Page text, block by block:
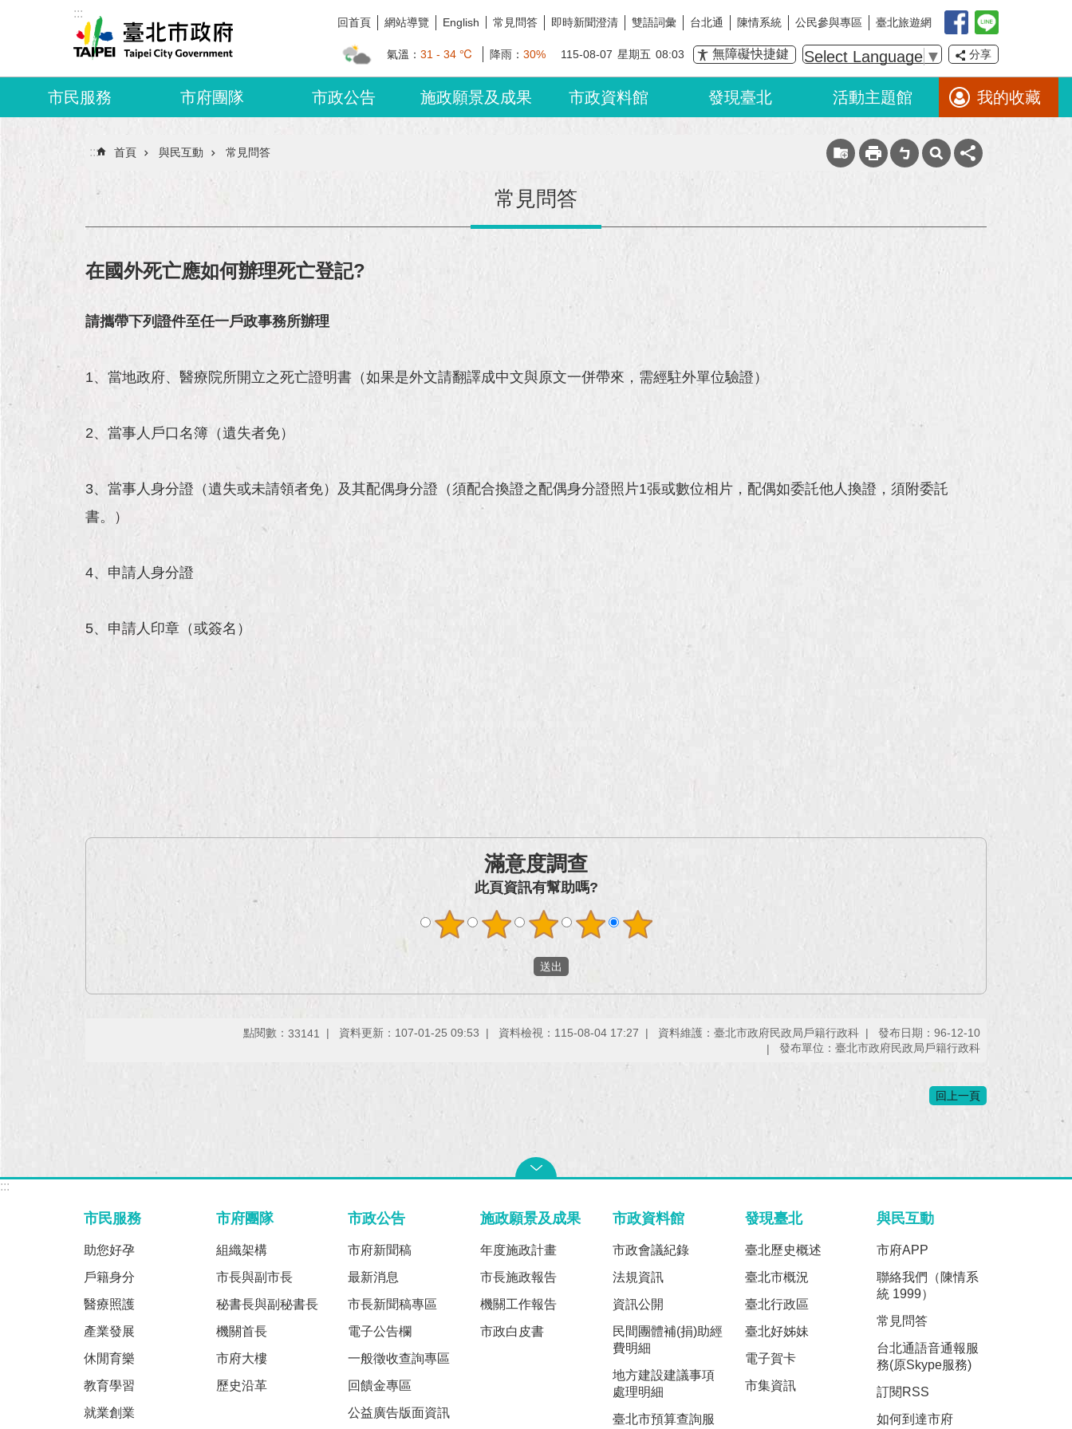
跳到主要內容區塊
:::
回首頁 網站導覽 English 常見問答 即時新聞澄清 雙語詞彙 台北通 陳情系統 公民參與專區 臺北旅遊網
氣溫： 31 - 34 ℃ 降雨： 30% 115-08-07 星期五 08:03 無障礙快捷鍵 Select Language ▼ 分享
市民服務 市府團隊 市政公告 施政願景及成果 市政資料館 發現臺北 活動主題館 我的收藏
::: 首頁 與民互動 常見問答
常見問答
在國外死亡應如何辦理死亡登記?
請攜帶下列證件至任一戶政事務所辦理
1、當地政府、醫療院所開立之死亡證明書（如果是外文請翻譯成中文與原文一併帶來，需經駐外單位驗證）
2、當事人戶口名簿（遺失者免）
3、當事人身分證（遺失或未請領者免）及其配偶身分證（須配合換證之配偶身分證照片1張或數位相片，配偶如委託他人換證，須附委託
書。）
4、申請人身分證
5、申請人印章（或簽名）
滿意度調查
此頁資訊有幫助嗎?
點閱數： 33141 資料更新：107-01-25 09:53 資料檢視：115-08-04 17:27 資料維護：臺北市政府民政局戶籍行政科
發布日期：96-12-10
發布單位：臺北市政府民政局戶籍行政科
回上一頁
:::
市民服務
助您好孕
戶籍身分
醫療照護
產業發展
休閒育樂
教育學習
就業創業
市府團隊
組織架構
市長與副市長
秘書長與副秘書長
機關首長
市府大樓
歷史沿革
市政公告
市府新聞稿
最新消息
市長新聞稿專區
電子公告欄
一般徵收查詢專區
回饋金專區
公益廣告版面資訊
施政願景及成果
年度施政計畫
市長施政報告
機關工作報告
市政白皮書
市政資料館
市政會議紀錄
法規資訊
資訊公開
民間團體補(捐)助經
費明細
地方建設建議事項
處理明細
臺北市預算查詢服
發現臺北
臺北歷史概述
臺北市概況
臺北行政區
臺北好姊妹
電子賀卡
市集資訊
與民互動
市府APP
聯絡我們（陳情系
統 1999）
常見問答
台北通語音通報服
務(原Skype服務)
訂閱RSS
如何到達市府